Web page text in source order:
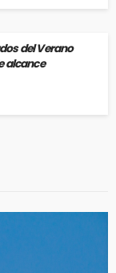
del Verano
alcance